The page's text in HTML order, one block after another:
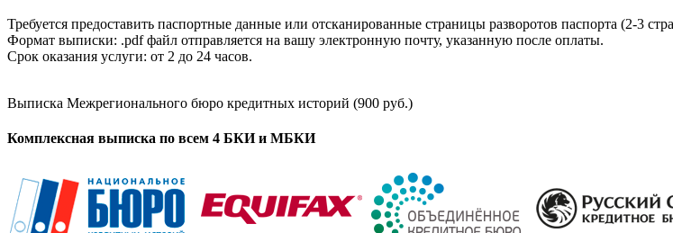
Требуется предоставить паспортные данные или отсканированные страницы разворотов паспорта (2-3
Формат выписки: .pdf файл отправляется на вашу электронную почту, указанную после оплаты.
Срок оказания услуги: от 2 до 24 часов.
Выписка Межрегионального бюро кредитных историй (900 руб.)
Комплексная выписка по всем 4 БКИ и МБКИ